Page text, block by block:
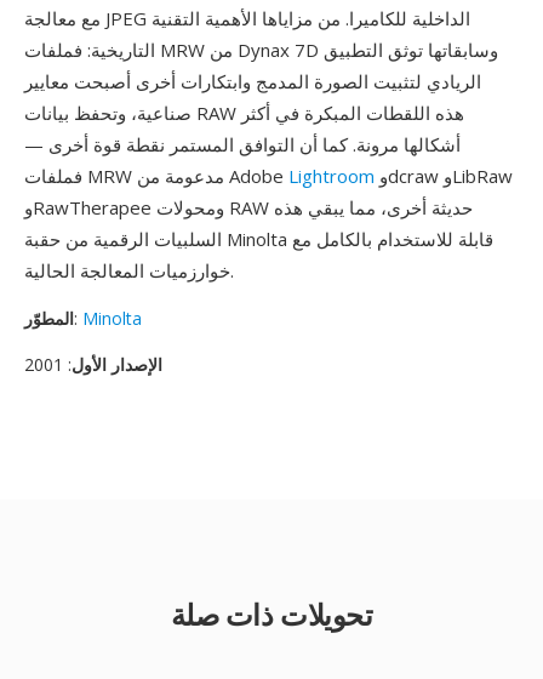
مع معالجة JPEG الداخلية للكاميرا. من مزاياها الأهمية التقنية
التاريخية: فملفات MRW من Dynax 7D وسابقاتها توثق التطبيق
الريادي لتثبيت الصورة المدمج وابتكارات أخرى أصبحت معايير
صناعية، وتحفظ بيانات RAW هذه اللقطات المبكرة في أكثر
أشكالها مرونة. كما أن التوافق المستمر نقطة قوة أخرى —
فملفات MRW مدعومة من Adobe Lightroom
وRawTherapee ومحولات RAW حديثة أخرى، مما يبقي هذه
السلبيات الرقمية من حقبة Minolta قابلة للاستخدام بالكامل مع
خوارزميات المعالجة الحالية.
المطوّر: Minolta
الإصدار الأول: 2001
تحويلات ذات صلة